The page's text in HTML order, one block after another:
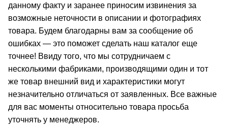
данному факту и заранее приносим извинения за
возможные неточности в описании и фотографиях
товара. Будем благодарны вам за сообщение об
ошибках — это поможет сделать наш каталог еще
точнее! Ввиду того, что мы сотрудничаем с
несколькими фабриками, производящими один и тот
же товар внешний вид и характеристики могут
незначительно отличаться от заявленных. Все важные
для вас моменты относительно товара просьба
уточнять у менеджеров.